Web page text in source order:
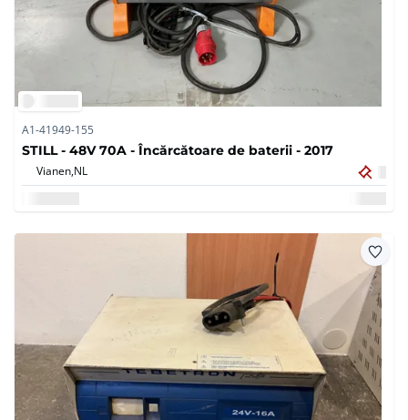
A1-41949-155
STILL - 48V 70A - Încărcătoare de baterii - 2017
Vianen,NL